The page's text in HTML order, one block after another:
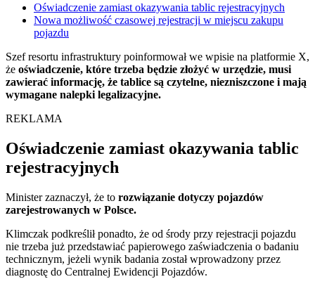
Oświadczenie zamiast okazywania tablic rejestracyjnych
Nowa możliwość czasowej rejestracji w miejscu zakupu
pojazdu
Szef resortu infrastruktury poinformował we wpisie na platformie X,
że oświadczenie, które trzeba będzie złożyć w urzędzie, musi
zawierać informację, że tablice są czytelne, niezniszczone i mają
wymagane nalepki legalizacyjne.
REKLAMA
Oświadczenie zamiast okazywania tablic
rejestracyjnych
Minister zaznaczył, że to rozwiązanie dotyczy pojazdów
zarejestrowanych w Polsce.
Klimczak podkreślił ponadto, że od środy przy rejestracji pojazdu
nie trzeba już przedstawiać papierowego zaświadczenia o badaniu
technicznym, jeżeli wynik badania został wprowadzony przez
diagnostę do Centralnej Ewidencji Pojazdów.